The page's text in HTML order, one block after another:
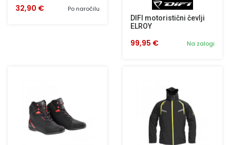
Po naročilu
32,90 €
DIFI motoristični čevlji
ELROY
Na zalogi
99,95 €